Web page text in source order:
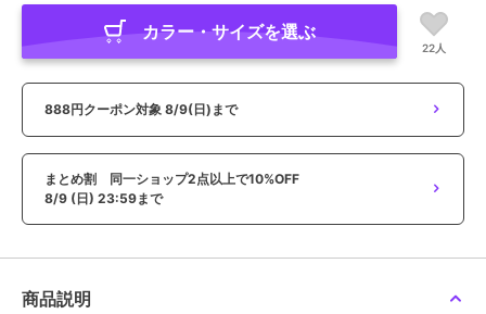
カラー・サイズを選ぶ
22人
888円クーポン対象 8/9(日)まで
まとめ割 同一ショップ2点以上で10%OFF
8/9 (日) 23:59まで
商品説明